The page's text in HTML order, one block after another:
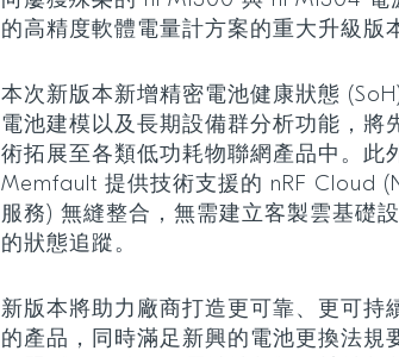
的高精度軟體電量計方案的重大升級版
本次新版本新增精密電池健康狀態
電池建模以及長期設備群分析功能，將
術拓展至各類低功耗物聯網產品中。此
Memfault 提供技術支援的 nRF Cloud
服務) 無縫整合，無需建立客製雲基礎
的狀態追蹤。
新版本將助力廠商打造更可靠、更可持
的產品，同時滿足新興的電池更換法規